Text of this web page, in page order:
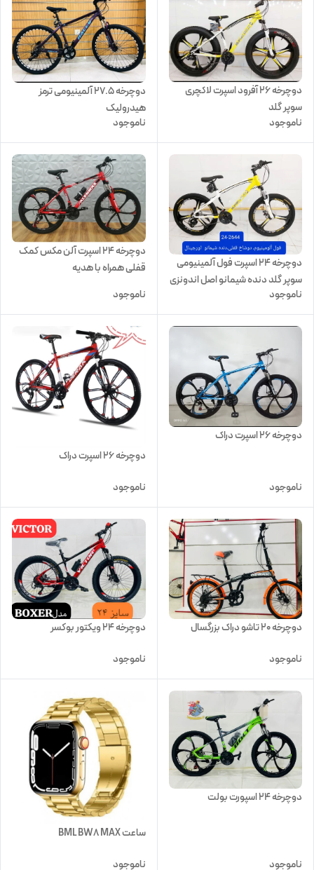
دوچرخه 26 آفرود اسپرت لاکچری
سوپر گلد
ناموجود
دوچرخه 27.5 آلمینیومی ترمز
هیدرولیک
ناموجود
دوچرخه 24 اسپرت فول آلمینیومی
سوپر گلد دنده شیمانو اصل اندونزی
ناموجود
دوچرخه 24 اسپرت آلن مکس کمک
قفلی همراه با هدیه
ناموجود
دوچرخه ۲۶ اسپرت دراک
ناموجود
دوچرخه ۲۶ اسپرت دراک
ناموجود
دوچرخه 20 تاشو دراک بزرگسال
ناموجود
دوچرخه 24 ویکتور بوکسر
ناموجود
دوچرخه 24 اسپورت بولت
ناموجود
ساعت BML BW8 MAX
ناموجود